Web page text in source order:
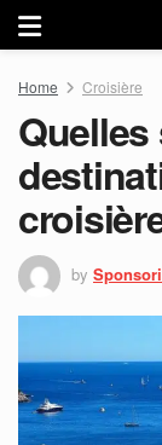
Home Croisière
by